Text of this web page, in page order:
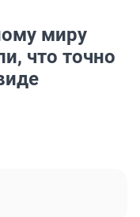
миру
что точно